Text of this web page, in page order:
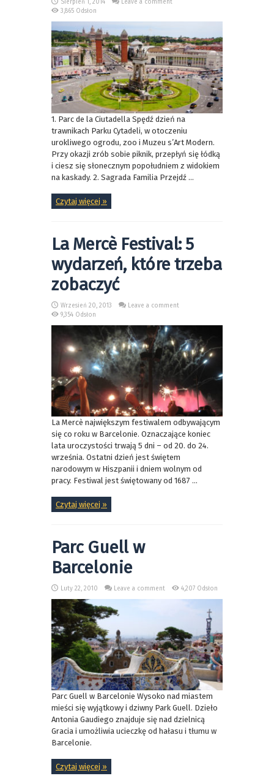
Sierpień 1, 2014
Leave a comment
3,865 Odsłon
1. Parc de la Ciutadella Spędź dzień na
trawnikach Parku Cytadeli, w otoczeniu
urokliwego ogrodu, zoo i Muzeu s’Art Modern.
Przy okazji zrób sobie piknik, przepłyń się łódką
i ciesz się słonecznym popołudniem z widokiem
na kaskady. 2. Sagrada Familia Przejdź ...
Czytaj więcej »
La Mercè Festival: 5
wydarzeń, które trzeba
zobaczyć
Wrzesień 20, 2013
Leave a comment
9,354 Odsłon
La Mercè największym festiwalem odbywającym
się co roku w Barcelonie. Oznaczające koniec
lata uroczystości trwają 5 dni – od 20. do 24.
września. Ostatni dzień jest świętem
narodowym w Hiszpanii i dniem wolnym od
pracy. Festiwal jest świętowany od 1687 ...
Czytaj więcej »
Parc Guell w
Barcelonie
Luty 22, 2010 Leave a comment 4,207 Odsłon
Parc Guell w Barcelonie Wysoko nad miastem
mieści się wyjątkowy i dziwny Park Guell. Dzieło
Antonia Gaudiego znajduje się nad dzielnicą
Gracia i umożliwia ucieczkę od hałasu i tłumu w
Barcelonie.
Czytaj więcej »